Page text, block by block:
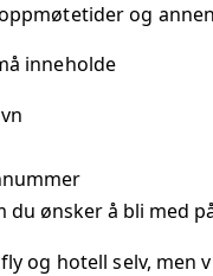
og
inneholde
du ønsker å bli med
og hotell selv, men